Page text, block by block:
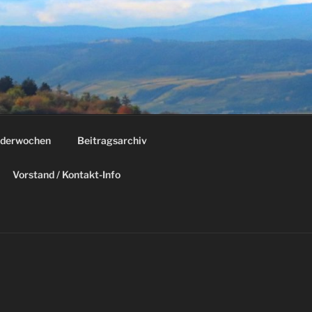
Beitragsarchiv
Vorstand / Kontakt-Info